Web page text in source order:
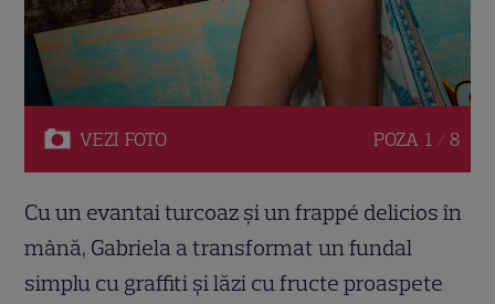
VEZI FOTO POZA 1 / 8
Cu un evantai turcoaz și un frappé delicios în
mână, Gabriela a transformat un fundal
simplu cu graffiti și lăzi cu fructe proaspete